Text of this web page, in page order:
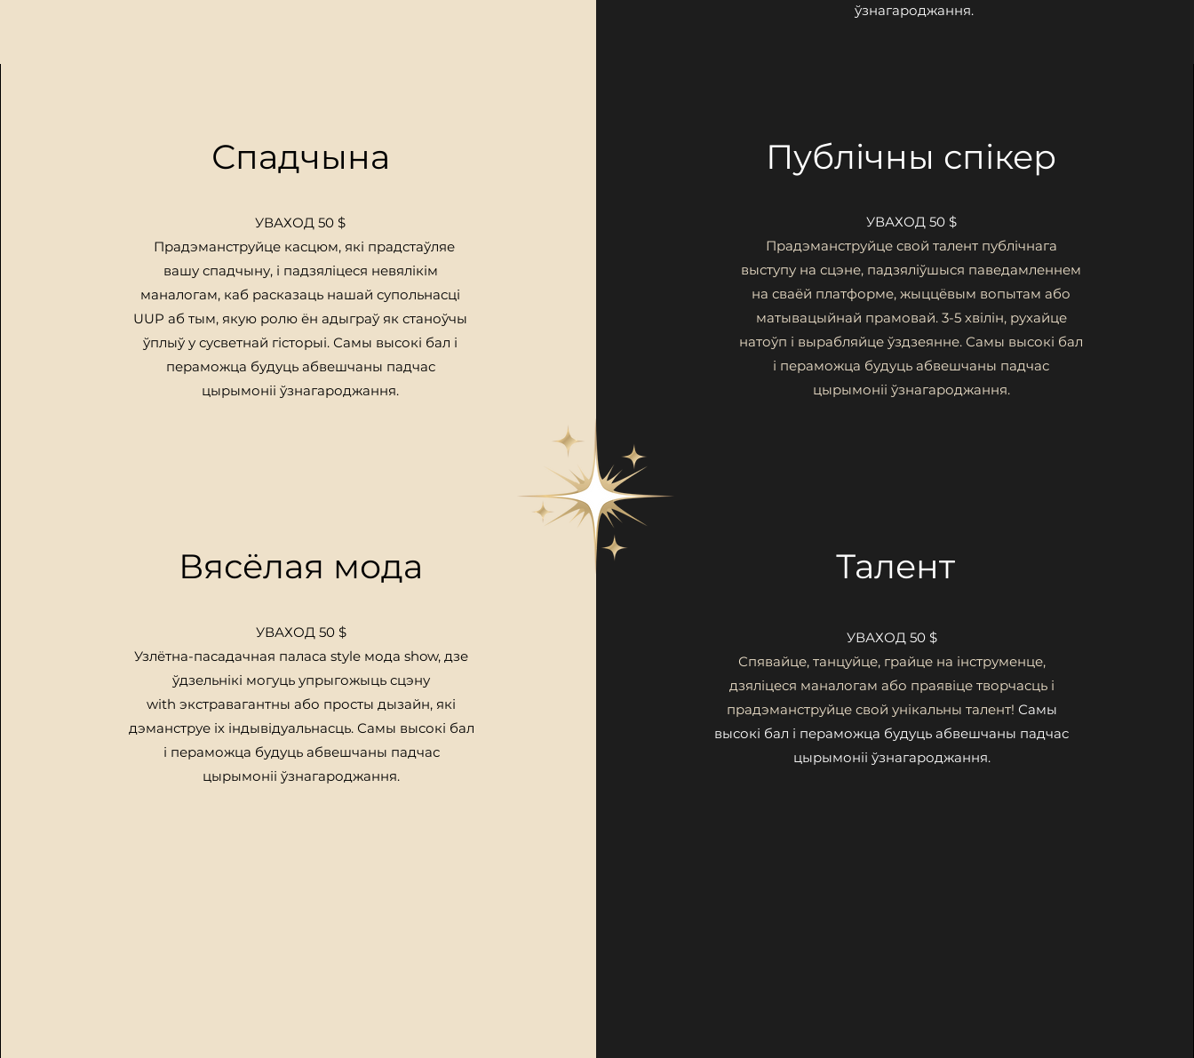
ўзнагароджання.
Спадчына
УВАХОД 50 $
Прадэманструйце касцюм, які прадстаўляе
вашу спадчыну, і падзяліцеся невялікім
маналогам, каб расказаць нашай супольнасці
UUP аб тым, якую ролю ён адыграў як станоўчы
ўплыў у сусветнай гісторыі. Самы высокі бал і
пераможца будуць абвешчаны падчас
цырымоніі ўзнагароджання.
Публічны спікер
УВАХОД 50 $
Прадэманструйце свой талент публічнага
выступу на сцэне, падзяліўшыся паведамленнем
на сваёй платформе, жыццёвым вопытам або
матывацыйнай прамовай. 3-5 хвілін, рухайце
натоўп і вырабляйце ўздзеянне. Самы высокі бал
і пераможца будуць абвешчаны падчас
цырымоніі ўзнагароджання.
Вясёлая мода
УВАХОД 50 $
Узлётна-пасадачная паласа style мода show, дзе
ўдзельнікі могуць упрыгожыць сцэну
withэкстравагантны або просты дызайн, які
дэманструе іх індывідуальнасць. Самы высокі бал
і пераможца будуць абвешчаны падчас
цырымоніі ўзнагароджання.
Талент
УВАХОД 50 $
Спявайце, танцуйце, грайце на інструменце,
дзяліцеся маналогам або праявіце творчасць і
прадэманструйце свой унікальны талент! Самы
высокі бал і пераможца будуць абвешчаны падчас
цырымоніі ўзнагароджання.